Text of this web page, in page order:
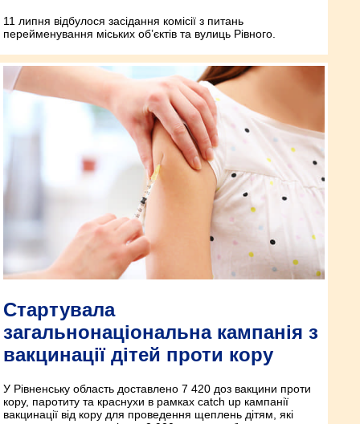
11 липня відбулося засідання комісії з питань
перейменування міських об’єктів та вулиць Рівного.
Стартувала
загальнонаціональна кампанія з
вакцинації дітей проти кору
У Рівненську область доставлено 7 420 доз вакцини проти
кору, паротиту та краснухи в рамках catch up кампанії
вакцинації від кору для проведення щеплень дітям, які